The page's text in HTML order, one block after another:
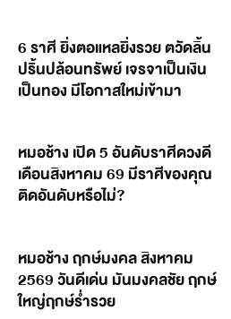
6 ราศี ยิ่งตอแหลยิ่งรวย ตวัดลิ้น
ปริ้นปล้อนทรัพย์ เจรจาเป็นเงิน
เป็นทอง มีโอกาสใหม่เข้ามา
หมอช้าง เปิด 5 อันดับราศีดวงดี
เดือนสิงหาคม 69 มีราศีของคุณ
ติดอันดับหรือไม่?
หมอช้าง ฤกษ์มงคล สิงหาคม
2569 วันดีเด่น มันมงคลชัย ฤกษ์
ใหญ่ฤกษ์ร่ำรวย